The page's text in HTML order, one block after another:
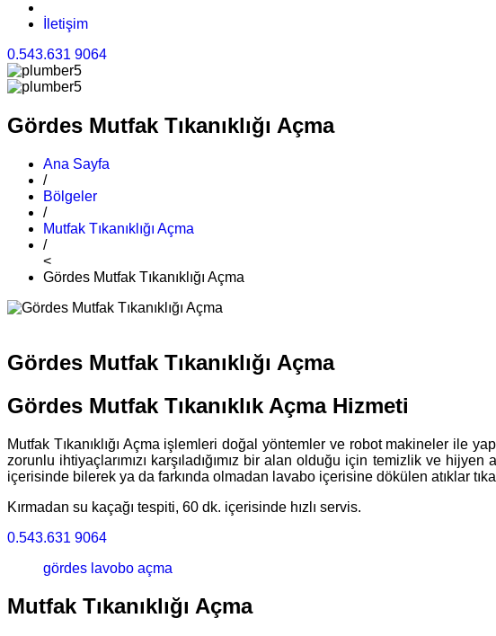
İletişim
0.543.631 9064
Gördes Mutfak Tıkanıklığı Açma
Ana Sayfa
/
Bölgeler
/
Mutfak Tıkanıklığı Açma
/
<
Gördes Mutfak Tıkanıklığı Açma
Gördes Mutfak Tıkanıklığı Açma
Gördes Mutfak Tıkanıklık Açma Hizmeti
Mutfak Tıkanıklığı Açma işlemleri doğal yöntemler ve robot makineler ile
zorunlu ihtiyaçlarımızı karşıladığımız bir alan olduğu için temizlik ve
içerisinde bilerek ya da farkında olmadan lavabo içerisine dökülen atıklar
Kırmadan su kaçağı tespiti, 60 dk. içerisinde hızlı servis.
0.543.631 9064
gördes lavobo açma
Mutfak Tıkanıklığı Açma